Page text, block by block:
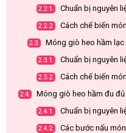
2.2.1. Chuẩn bị nguyên
2.2.2. Cách chế biến
2.3. Móng giò heo hầm lạc
2.3.1. Chuẩn bị nguyên
2.3.2. Cách chế biến
2.4. Móng giò heo hầm đu đủ
2.4.1. Chuẩn bị nguyên
2.4.2. Các bước nấu